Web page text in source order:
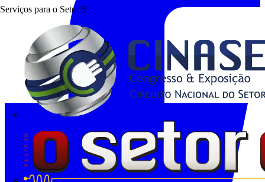
Serviços para o Setor 5